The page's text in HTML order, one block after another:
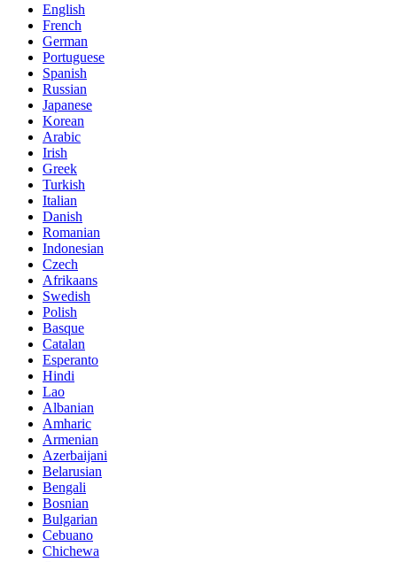
English
French
German
Portuguese
Spanish
Russian
Japanese
Korean
Arabic
Irish
Greek
Turkish
Italian
Danish
Romanian
Indonesian
Czech
Afrikaans
Swedish
Polish
Basque
Catalan
Esperanto
Hindi
Lao
Albanian
Amharic
Armenian
Azerbaijani
Belarusian
Bengali
Bosnian
Bulgarian
Cebuano
Chichewa